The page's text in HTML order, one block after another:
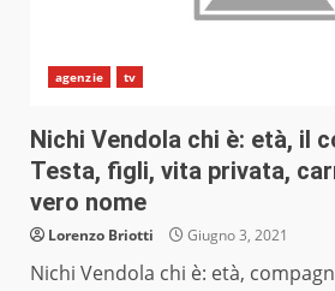
agenzie tv
Nichi Vendola chi è: età, il
Testa, figli, vita privata,
vero nome
Lorenzo Briotti Giugno 3, 2021
Nichi Vendola chi è: età,